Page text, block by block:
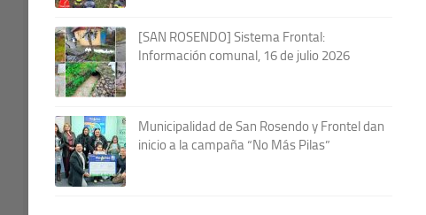
[SAN ROSENDO] Sistema Frontal:
Información comunal, 16 de julio 2026
Municipalidad de San Rosendo y Frontel dan
inicio a la campaña “No Más Pilas”